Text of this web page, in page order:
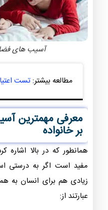
آسیب های
مطالعه بیشتر: تست
معرفی مهمترین
بر خانواده
همانطور که در بالا
مفید است اگر به درستی
زیادی هم برای انسان به
عبارتند از: